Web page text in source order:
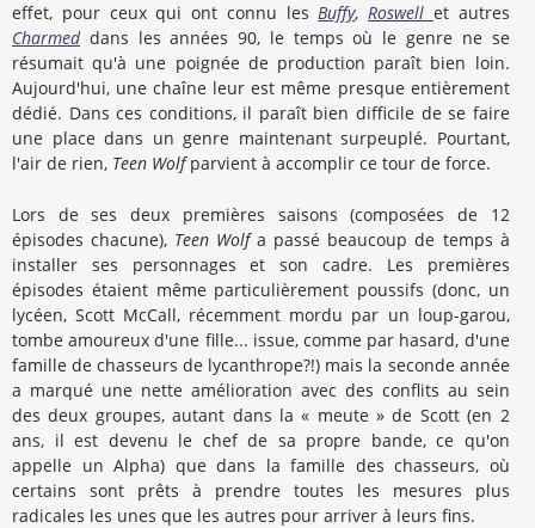
effet, pour ceux qui ont connu lesBuffy,Roswell et autres
Charmeddans les années 90, le temps où le genre ne se
résumait qu'à une poignée de production paraît bien loin.
Aujourd'hui, une chaîne leur est même presque entièrement
dédié. Dans ces conditions, il paraît bien difficile de se faire
une place dans un genre maintenant surpeuplé. Pourtant,
l'air de rien, Teen Wolfparvient à accomplir ce tour de force.
Lors de ses deux premières saisons (composées de 12
épisodes chacune), Teen Wolfa passé beaucoup de temps à
installer ses personnages et son cadre. Les premières
épisodes étaient même particulièrement poussifs (donc, un
lycéen, Scott McCall, récemment mordu par un loup-garou,
tombe amoureux d'une fille... issue, comme par hasard, d'une
famille de chasseurs de lycanthrope?!) mais la seconde année
a marqué une nette amélioration avec des conflits au sein
des deux groupes, autant dans la « meute » de Scott (en 2
ans, il est devenu le chef de sa propre bande, ce qu'on
appelle un Alpha) que dans la famille des chasseurs, où
certains sont prêts à prendre toutes les mesures plus
radicales les unes que les autres pour arriver à leurs fins.